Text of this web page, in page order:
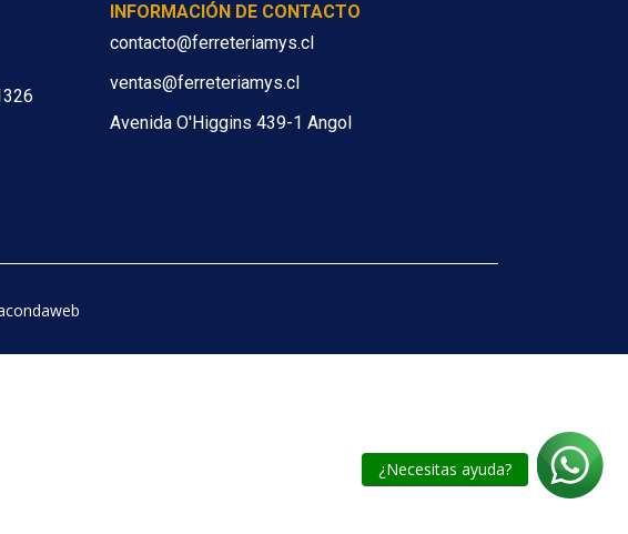
¿Necesitas ayuda?
INFORMACIÓN DE CONTACTO
contacto@ferreteriamys.cl
ventas@ferreteriamys.cl
Avenida O'Higgins 439-1 Angol